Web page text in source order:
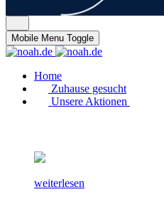
Mobile Menu Toggle
Home
Zuhause gesucht
Unsere Aktionen
weiterlesen